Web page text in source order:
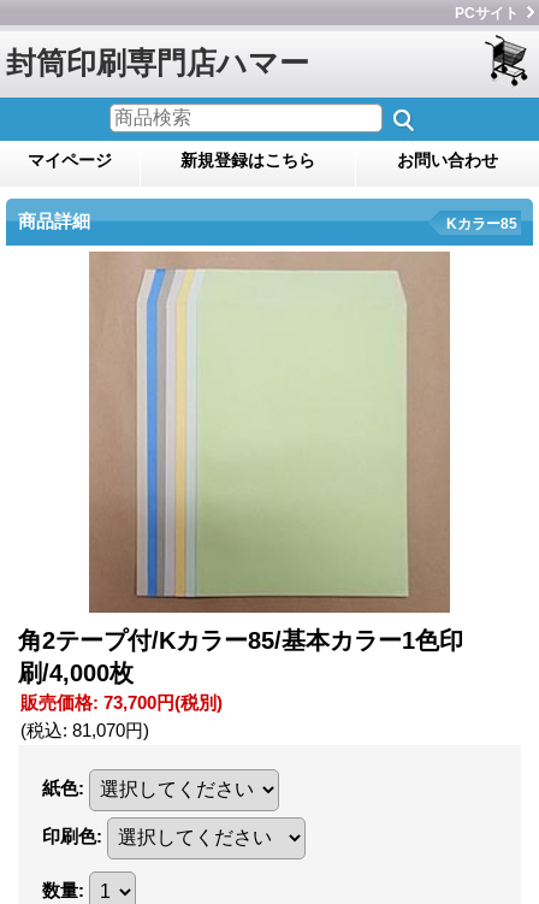
PCサイト
封筒印刷専門店ハマー
マイページ 新規登録はこちら お問い合わせ
商品詳細 Kカラー85
角2テープ付/Kカラー85/基本カラー1色印
刷/4,000枚
販売価格: 73,700円(税別)
(税込: 81,070円)
紙色:
印刷色:
数量: